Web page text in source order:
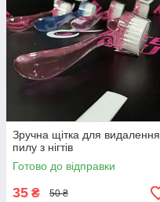
Зручна щітка для видалення
пилу з нігтів
Готово до відправки
35 ₴ 50 ₴